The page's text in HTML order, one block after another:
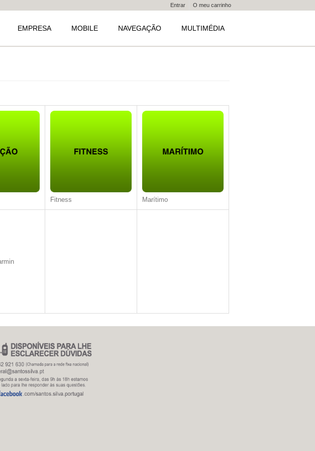
Entrar O meu carrinho
EMPRESA MOBILE NAVEGAÇÃO MULTIMÉDIA
Fitness Marítimo